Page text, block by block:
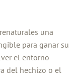
una
para ganar su
el entorno
del hechizo o el